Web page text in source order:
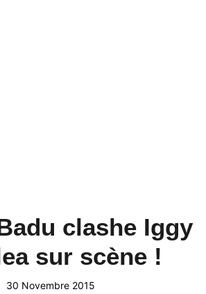
clashe Iggy
sur scène !
30 Novembre 2015